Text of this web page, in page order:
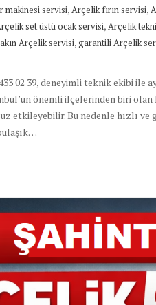
makinesi servisi,Arçelik fırın servisi,
set üstü ocak servisi,Arçelik
Arçelik servisi,garantili Arçelik
02 39, deneyimli teknik ekibi ile
önemli ilçelerinden biri
etkileyebilir. Bu nedenle hızlı